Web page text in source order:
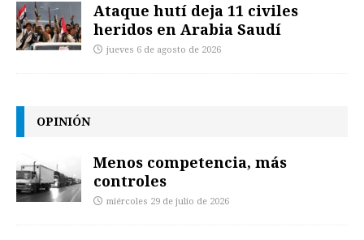
Ataque hutí deja 11 civiles
heridos en Arabia Saudí
jueves 6 de agosto de 2026
OPINIÓN
Menos competencia, más
controles
miércoles 29 de julio de 2026